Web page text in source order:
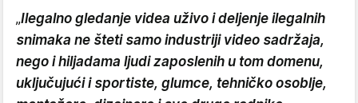
„Ilegalno gledanje videa uživo i deljenje ilegalnih
snimaka ne šteti samo industriji video sadržaja,
nego i hiljadama ljudi zaposlenih u tom domenu,
uključujući i sportiste, glumce, tehničko osoblje,